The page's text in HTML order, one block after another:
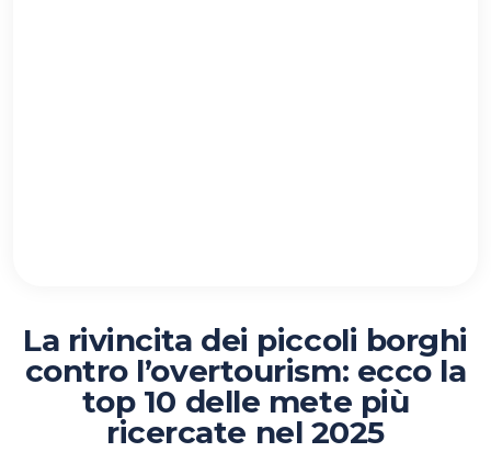
La rivincita dei piccoli borghi
contro l’overtourism: ecco la
top 10 delle mete più
ricercate nel 2025